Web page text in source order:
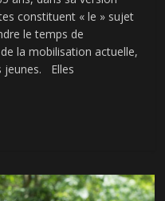
constituent « le » sujet
le temps de
la mobilisation actuelle,
jeunes. Elles